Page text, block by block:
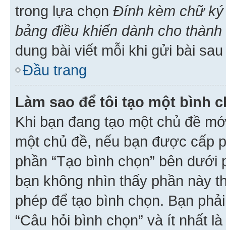
trong lựa chọn Đính kèm chữ
bảng điều khiển dành cho
dung bài viết mỗi khi gửi bài sau
Đầu trang
Làm sao để tôi tạo một bình
Khi bạn đang tạo một chủ đề
một chủ đề, nếu bạn được cấp
phần “Tạo bình chọn” bên
bạn không nhìn thấy phần này
phép để tạo bình chọn. Bạn
“Câu hỏi bình chọn” và ít nhất